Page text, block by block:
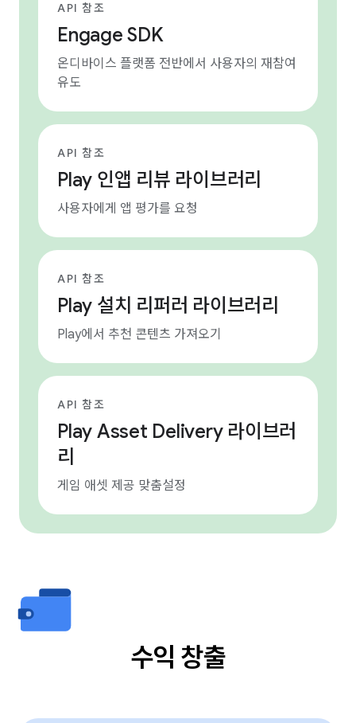
API 참조
Engage SDK
온디바이스 플랫폼 전반에서 사용자의 재참여
유도
API 참조
Play 인앱 리뷰 라이브러리
사용자에게 앱 평가를 요청
API 참조
Play 설치 리퍼러 라이브러리
Play에서 추천 콘텐츠 가져오기
API 참조
Play Asset Delivery 라이브러
리
게임 애셋 제공 맞춤설정
수익 창출